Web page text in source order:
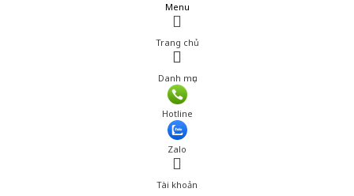
Menu
Trang chủ
Danh mục
Hotline
Zalo
Tài khoản